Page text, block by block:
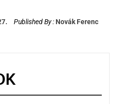
Published By : Novák Ferenc